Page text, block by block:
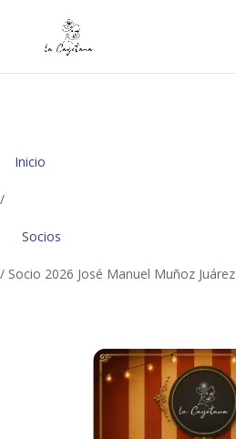
Inicio
/
Socios
/ Socio 2026 José Manuel Muñoz Juárez